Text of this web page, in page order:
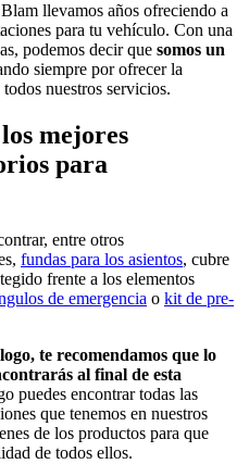
llevamos años ofreciendo a
para tu vehículo. Con una
podemos decir que somos un
siempre por ofrecer la
nuestros servicios.
mejores
para
entre otros
fundas para los asientos, cubre
frente a los elementos
de emergencia o kit de pre-
te recomendamos que lo
al final de esta
puedes encontrar todas las
que tenemos en nuestros
de los productos para que
de todos ellos.